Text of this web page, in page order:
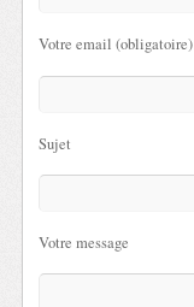
Votre email (obligatoire)
Sujet
Votre message